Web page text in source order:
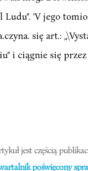
Ludu". 'V jego
się art.:
i ciągnie się
jest częścią
poświęcony